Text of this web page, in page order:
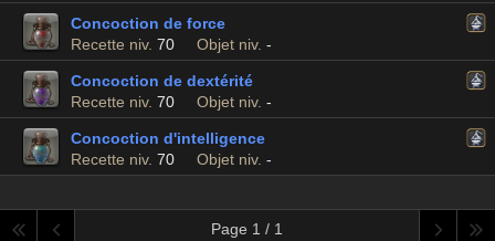
Concoction de force
Recette niv. 70 Objet niv. -
Concoction de dextérité
Recette niv. 70 Objet niv. -
Concoction d'intelligence
Recette niv. 70 Objet niv. -
Page 1 / 1